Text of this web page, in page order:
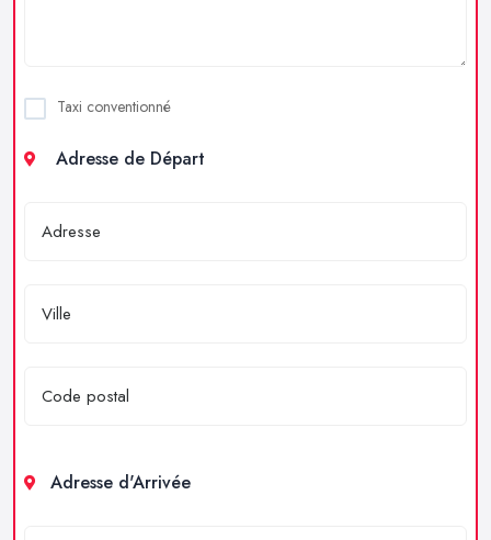
Taxi conventionné
Adresse de Départ
Adresse d'Arrivée